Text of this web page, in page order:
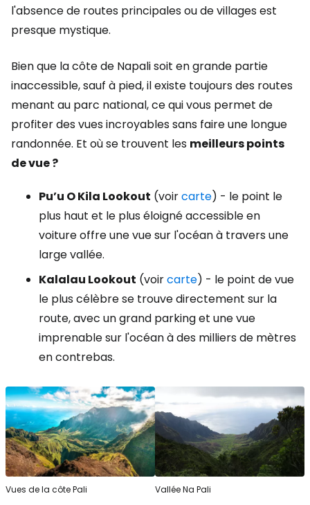
l'absence de routes principales ou de villages est
presque mystique.
Bien que la côte de Napali soit en grande partie
inaccessible, sauf à pied, il existe toujours des routes
menant au parc national, ce qui vous permet de
profiter des vues incroyables sans faire une longue
randonnée. Et où se trouvent les meilleurs points
de vue ?
Pu’u O Kila Lookout (voircarte) - le point le
plus haut et le plus éloigné accessible en
voiture offre une vue sur l'océan à travers une
large vallée.
Kalalau Lookout (voircarte) - le point de vue
le plus célèbre se trouve directement sur la
route, avec un grand parking et une vue
imprenable sur l'océan à des milliers de mètres
en contrebas.
Vues de la côte Pali Vallée Na Pali